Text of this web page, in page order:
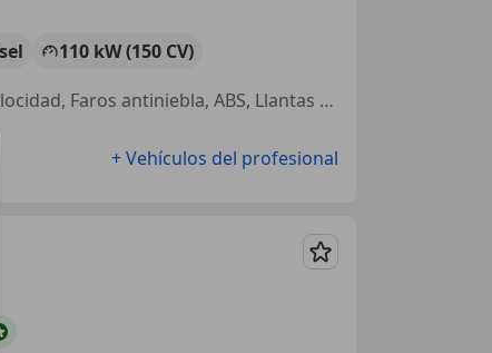
110 kW (150 CV)
Garantia, Pantalla frontal, Bluetooth, Ventanas tintadas, Control de velocidad, Faros antiniebla, ABS, Llantas de aleación
+ Vehículos del profesional
Guardar